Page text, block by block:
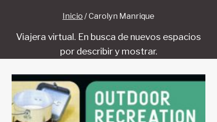
Inicio /Carolyn Manrique
Viajera virtual. En busca de nuevos espacios
por describir y mostrar.